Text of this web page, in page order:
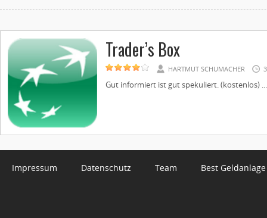
Trader’s Box
HARTMUT SCHUMACHER
Gut informiert ist gut spekuliert. (kostenlos) ...
Impressum Datenschutz Team Best Geldanlage